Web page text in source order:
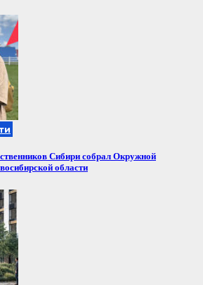
Сибири собрал Окружной
области